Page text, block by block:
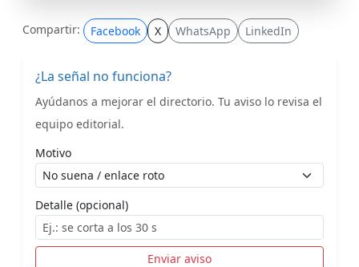
Compartir: Facebook X WhatsApp LinkedIn
¿La señal no funciona?
Ayúdanos a mejorar el directorio. Tu aviso lo revisa el
equipo editorial.
Motivo
Detalle (opcional)
Enviar aviso